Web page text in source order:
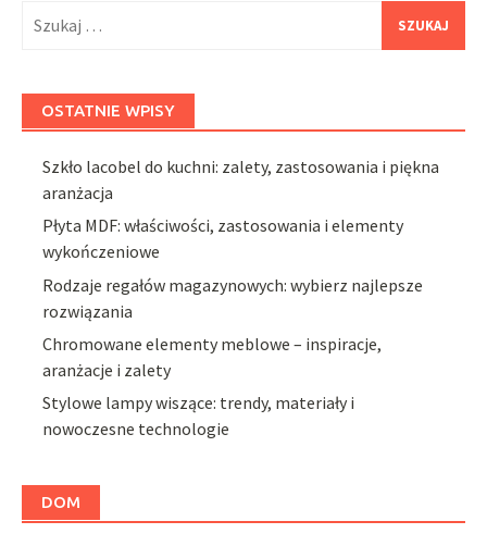
OSTATNIE WPISY
Szkło lacobel do kuchni: zalety, zastosowania i piękna
aranżacja
Płyta MDF: właściwości, zastosowania i elementy
wykończeniowe
Rodzaje regałów magazynowych: wybierz najlepsze
rozwiązania
Chromowane elementy meblowe – inspiracje,
aranżacje i zalety
Stylowe lampy wiszące: trendy, materiały i
nowoczesne technologie
DOM